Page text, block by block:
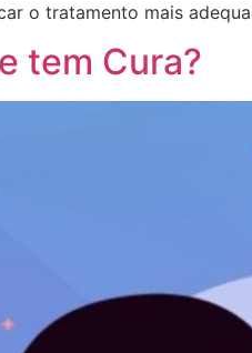
o tratamento mais
tem Cura?